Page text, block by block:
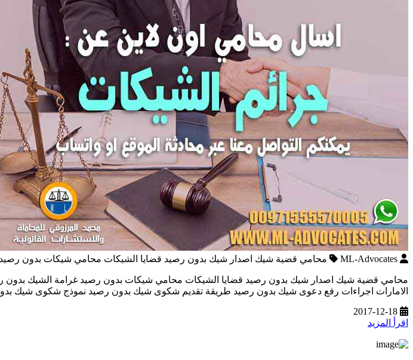
ML-Advocates محامي قضية شيك اصدار شيك بدون رصيد قضايا الشيكات محامي شيكات بدون
محامي قضية شيك اصدار شيك بدون رصيد قضايا الشيكات محامي شيكات بدون رصيد غرامة الشيك بدون
الامارات اجراءات رفع دعوى شيك بدون رصيد طريقة تقديم شكوى شيك بدون رصيد نموذج شكوى شيك
2017-12-18
اقرأ المزيد